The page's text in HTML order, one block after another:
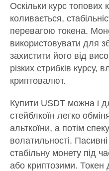
Оскільки курс топових
коливається,
перевагою токена.
використовувати для
захистити його від
різких стрибків курсу,
криптовалют.
Купити USDT можна і
стейблкоїн легко
альткоїни, а потім
волатильності.
стабільну монету під
або криптозими. Токен